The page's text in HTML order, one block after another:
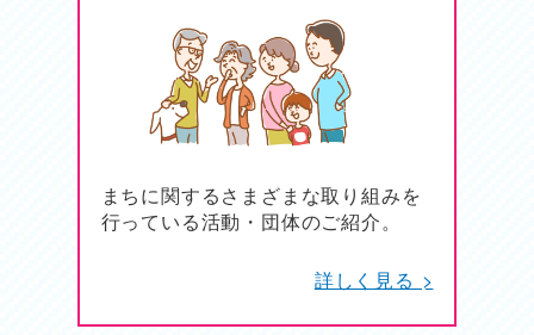
まちに関するさまざまな取り組みを
行っている活動・団体のご紹介。
詳しく見る >